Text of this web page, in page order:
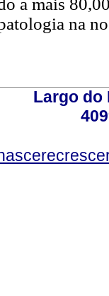
na
Largo do